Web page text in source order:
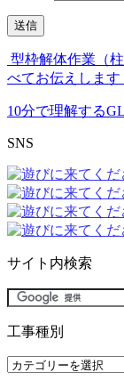
型枠解体作業（
べてお伝えします
10分で理解する
SNS
サイト内検索
工事種別
工